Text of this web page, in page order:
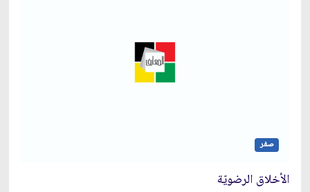
صفر
الأخلاق الرضويّة